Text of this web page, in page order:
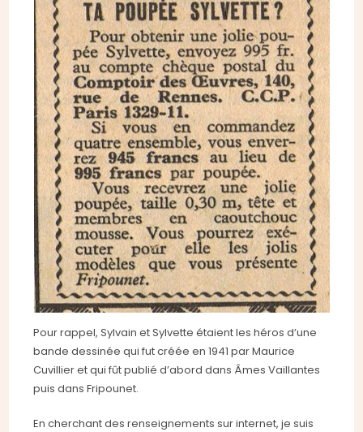
Pour rappel, Sylvain et Sylvette étaient les héros d’une
bande dessinée qui fut créée en 1941 par Maurice
Cuvillier et qui fût publié d’abord dans Âmes Vaillantes
puis dans Fripounet.
En cherchant des renseignements sur internet, je suis